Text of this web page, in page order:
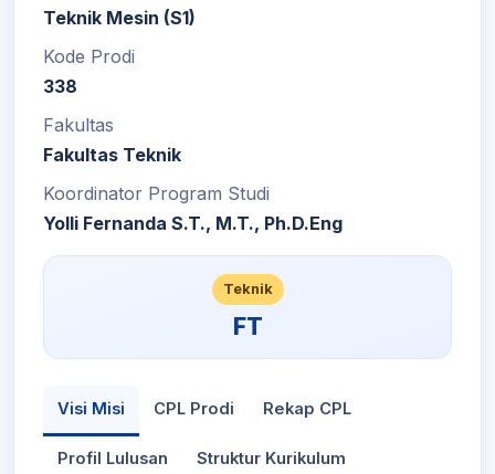
Teknik Mesin (S1)
Kode Prodi
338
Fakultas
Fakultas Teknik
Koordinator Program Studi
Yolli Fernanda S.T., M.T., Ph.D.Eng
Teknik
FT
Visi Misi CPL Prodi Rekap CPL
Profil Lulusan Struktur Kurikulum